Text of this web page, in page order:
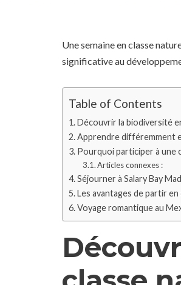
Une semaine en classe
significative au
Table of Contents
Découvrir la biodiversité
Apprendre différemment
Pourquoi participer à une
Articles connexes :
Séjourner à Salary Bay
Les avantages de partir
Voyage romantique au